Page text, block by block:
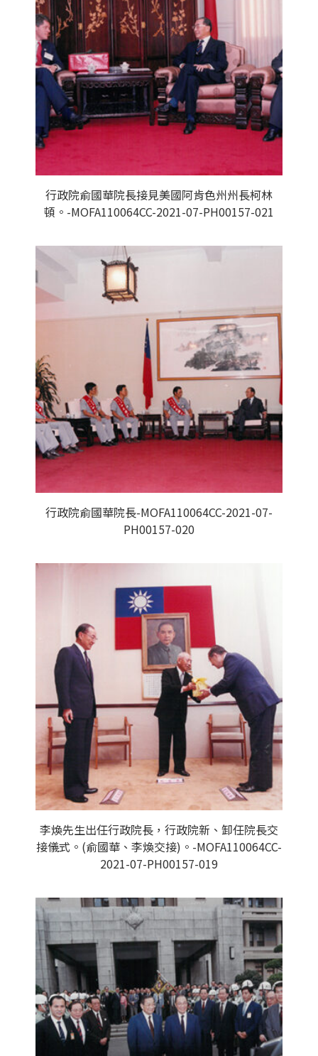
行政院俞國華院長接見美國阿肯色州州長柯林
頓。-MOFA110064CC-2021-07-PH00157-021
行政院俞國華院長-MOFA110064CC-2021-07-
PH00157-020
李煥先生出任行政院長，行政院新、卸任院長交
接儀式。(俞國華、李煥交接)。-MOFA110064CC-
2021-07-PH00157-019